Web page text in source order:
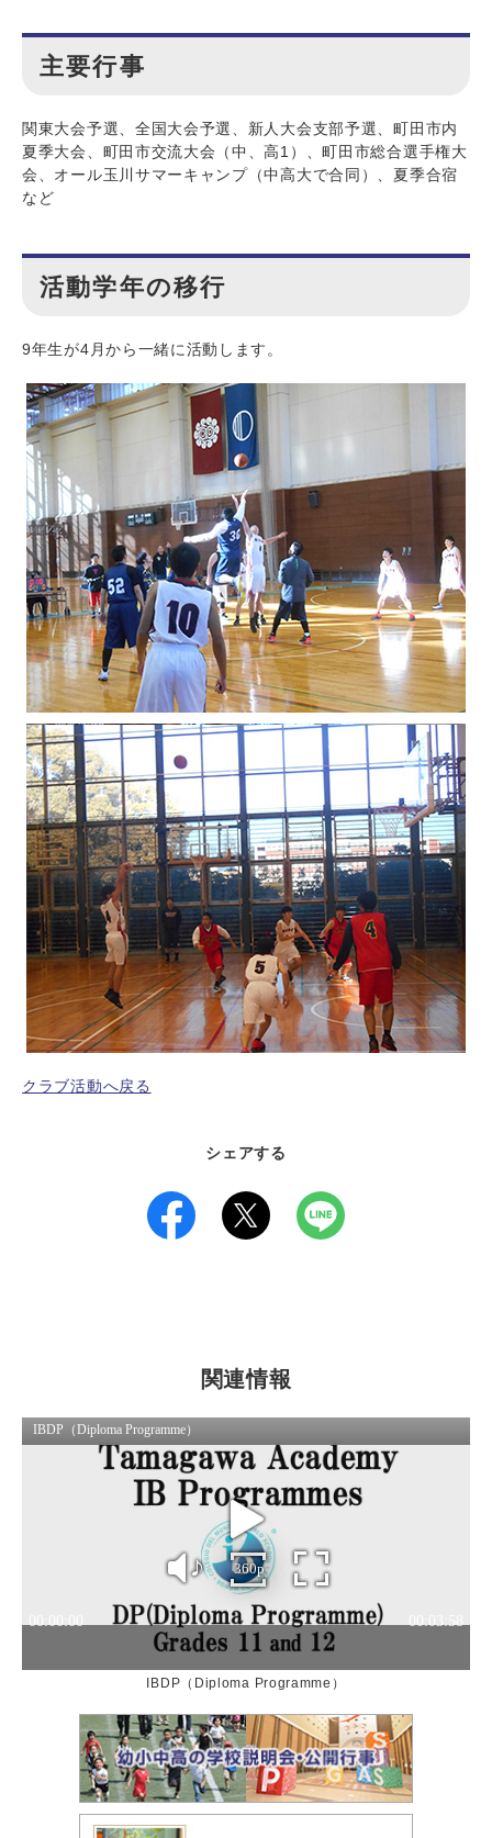
主要行事
関東大会予選、全国大会予選、新人大会支部予選、町田市内
夏季大会、町田市交流大会（中、高1）、町田市総合選手権大
会、オール玉川サマーキャンプ（中高大で合同）、夏季合宿
など
活動学年の移行
9年生が4月から一緒に活動します。
クラブ活動へ戻る
シェアする
関連情報
IBDP（Diploma Programme）